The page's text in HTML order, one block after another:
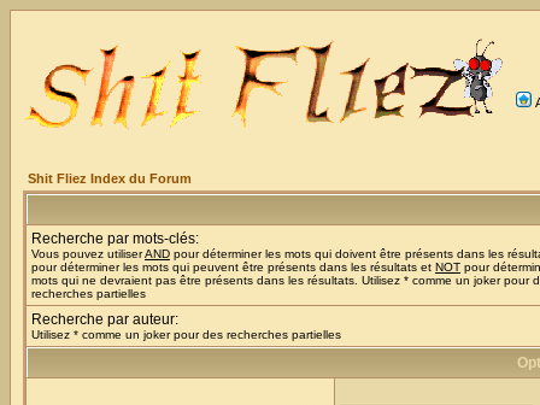
Shit Fliez Index du Forum
Recherche par mots-clés:
Vous pouvez utiliserAND pour déterminer les mots qui doivent être présents dans les
pour déterminer les mots qui peuvent être présents dans les résultats et NOT pour
mots qui ne devraient pas être présents dans les résultats. Utilisez * comme un joker pour
recherches partielles
Recherche par auteur:
Utilisez * comme un joker pour des recherches partielles